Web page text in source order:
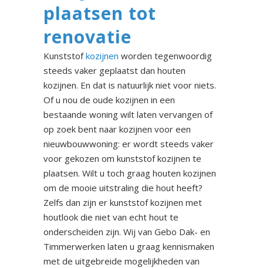
plaatsen tot
renovatie
Kunststofkozijnen worden tegenwoordig
steeds vaker geplaatst dan houten
kozijnen. En dat is natuurlijk niet voor niets.
Of u nou de oude kozijnen in een
bestaande woning wilt laten vervangen of
op zoek bent naar kozijnen voor een
nieuwbouwwoning: er wordt steeds vaker
voor gekozen om kunststof kozijnen te
plaatsen. Wilt u toch graag houten kozijnen
om de mooie uitstraling die hout heeft?
Zelfs dan zijn er kunststof kozijnen met
houtlook die niet van echt hout te
onderscheiden zijn. Wij van Gebo Dak- en
Timmerwerken laten u graag kennismaken
met de uitgebreide mogelijkheden van